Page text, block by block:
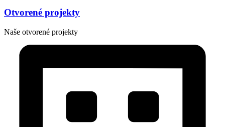
Otvorené projekty
Naše otvorené projekty